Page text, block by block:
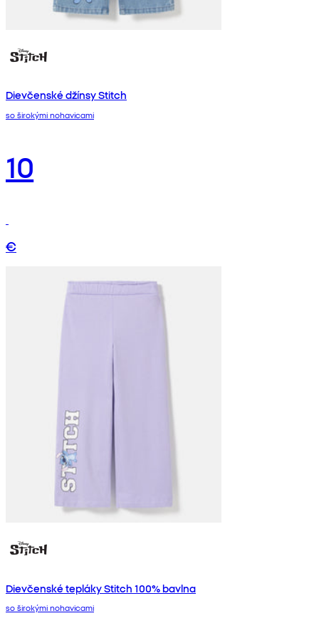
Dievčenské džínsy Stitch
so širokými nohavicami
10
€
Dievčenské tepláky Stitch 100% bavlna
so širokými nohavicami